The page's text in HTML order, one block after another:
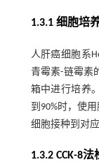
1.3.1 细胞培
人肝癌细胞系
青霉素-链霉素
箱中进行培养
到90%时，使
细胞接种到对
1.3.2 CCK-8